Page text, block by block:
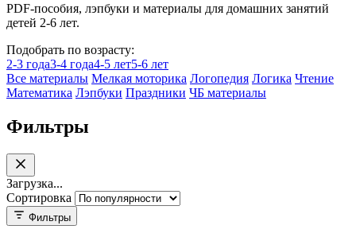
PDF-пособия, лэпбуки и материалы для домашних занятий
детей 2-6 лет.
Подобрать по возрасту:
2-3 года3-4 года4-5 лет5-6 лет
Все материалы Мелкая моторика Логопедия Логика Чтение
Математика Лэпбуки Праздники ЧБ материалы
Фильтры
Загрузка...
Сортировка
Фильтры